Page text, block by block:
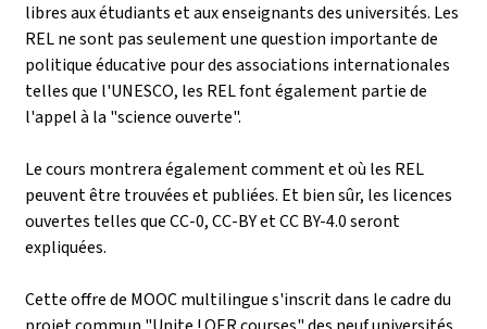
libres aux étudiants et aux enseignants des universités. Les
REL ne sont pas seulement une question importante de
politique éducative pour des associations internationales
telles que l'UNESCO, les REL font également partie de
l'appel à la "science ouverte".
Le cours montrera également comment et où les REL
peuvent être trouvées et publiées. Et bien sûr, les licences
ouvertes telles que CC-0, CC-BY et CC BY-4.0 seront
expliquées.
Cette offre de MOOC multilingue s'inscrit dans le cadre du